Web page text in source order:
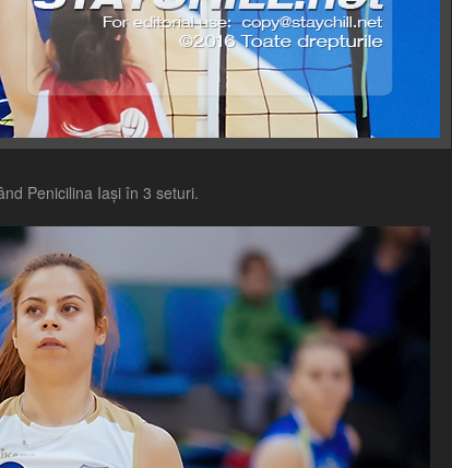
Penicilina Iași în 3 seturi.